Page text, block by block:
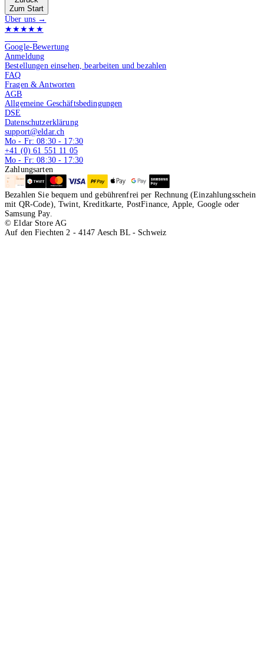
Zum Start
Über uns →
★★★★★
Google-Bewertung
Anmeldung
Bestellungen einsehen, bearbeiten und bezahlen
FAQ
Fragen & Antworten
AGB
Allgemeine Geschäftsbedingungen
DSE
Datenschutzerklärung
support@eldar.ch
Mo - Fr: 08:30 - 17:30
+41 (0) 61 551 11 05
Mo - Fr: 08:30 - 17:30
Zahlungsarten
Bezahlen Sie bequem und gebührenfrei per Rechnung (Einzahlungsschein
mit QR-Code), Twint, Kreditkarte, PostFinance, Apple, Google oder
Samsung Pay.
© Eldar Store AG
Auf den Fiechten 2 - 4147 Aesch BL - Schweiz